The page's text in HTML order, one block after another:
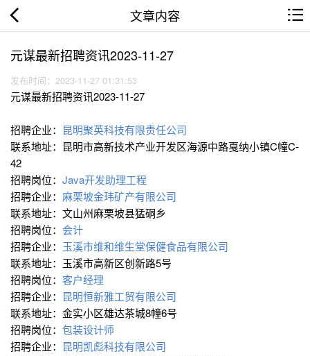
文章内容
元谋最新招聘资讯2023-11-27
发布时间：2023-11-27 01:31:53
元谋最新招聘资讯2023-11-27
招聘企业： 昆明聚英科技有限责任公司
联系地址：昆明市高新技术产业开发区海源中路戛纳小镇C幢C-
42
招聘岗位： Java开发助理工程
招聘企业： 麻栗坡金玮矿产有限公司
联系地址：文山州麻栗坡县猛硐乡
招聘岗位： 会计
招聘企业： 玉溪市维和维生堂保健食品有限公司
联系地址：玉溪市高新区创新路5号
招聘岗位： 客户经理
招聘企业： 昆明恒新雅工贸有限公司
联系地址：金实小区雄达茶城8幢6号
招聘岗位： 包装设计师
招聘企业： 昆明凯彪科技有限公司